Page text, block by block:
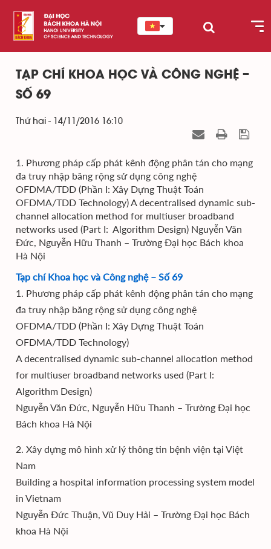
TẠP CHÍ KHOA HỌC VÀ CÔNG NGHỆ –
SỐ 69
Thứ hai - 14/11/2016 16:10
1. Phương pháp cấp phát kênh động phân tán cho mạng
đa truy nhập băng rộng sử dụng công nghệ
OFDMA/TDD (Phần I: Xây Dựng Thuật Toán
OFDMA/TDD Technology) A decentralised dynamic sub-
channel allocation method for multiuser broadband
networks used (Part I: Algorithm Design) Nguyễn Văn
Đức, Nguyễn Hữu Thanh – Trường Đại học Bách khoa
Hà Nội
Tạp chí Khoa học và Công nghệ – Số 69
1. Phương pháp cấp phát kênh động phân tán cho mạng
đa truy nhập băng rộng sử dụng công nghệ
OFDMA/TDD (Phần I: Xây Dựng Thuật Toán
OFDMA/TDD Technology)
A decentralised dynamic sub-channel allocation method
for multiuser broadband networks used (Part I:
Algorithm Design)
Nguyễn Văn Đức, Nguyễn Hữu Thanh – Trường Đại học
Bách khoa Hà Nội
2. Xây dựng mô hình xử lý thông tin bệnh viện tại Việt
Nam
Building a hospital information processing system model
in Vietnam
Nguyễn Đức Thuận, Vũ Duy Hải – Trường Đại học Bách
khoa Hà Nội